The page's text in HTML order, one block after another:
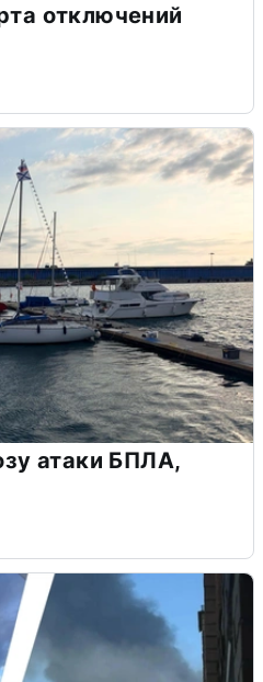
отключений
атаки БПЛА,